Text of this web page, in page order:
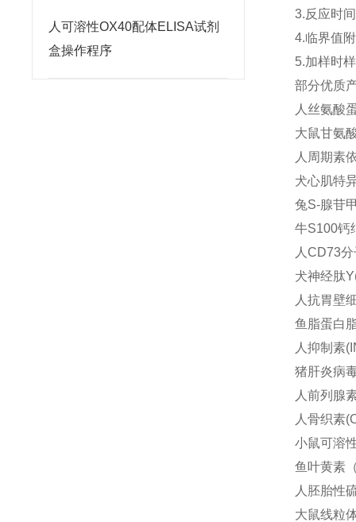
人可溶性OX40配体ELISA试剂
盒操作程序
3.反应时
4.临界值
5.加样时
部分优质
人丝氨酸
大鼠甘氨
人周期素
犬心肌特
兔S-腺苷
牛S100钙
人CD73
犬神经肽
人抗胃壁
鱼脂蛋白
人抑制素
猪肝炎病
人前列腺
人骨织素
小鼠可溶
鱼叶黄素
人胚胎性
大鼠线粒